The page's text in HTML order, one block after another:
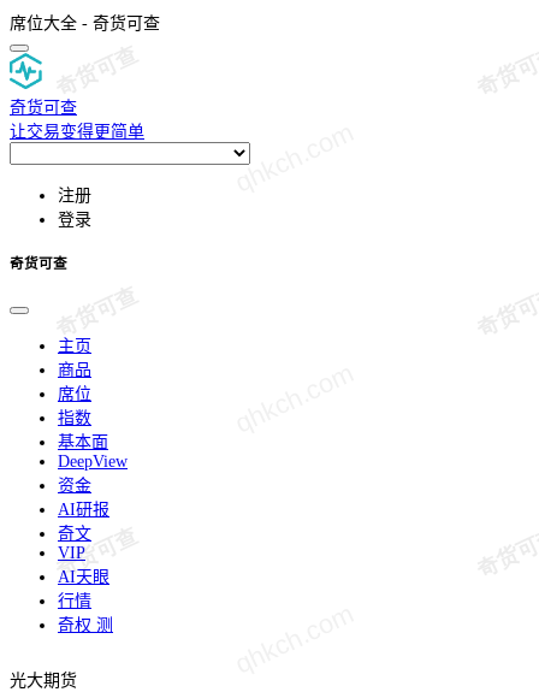
席位大全 - 奇货可查
奇货可查
让交易变得更简单
注册
登录
奇货可查
主页
商品
席位
指数
基本面
DeepView
资金
AI研报
奇文
VIP
AI天眼
行情
奇权 测
光大期货